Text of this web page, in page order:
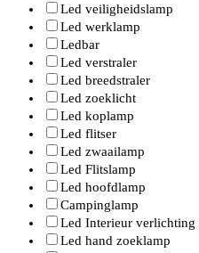
Led veiligheidslamp
Led werklamp
Ledbar
Led verstraler
Led breedstraler
Led zoeklicht
Led koplamp
Led flitser
Led zwaailamp
Led Flitslamp
Led hoofdlamp
Campinglamp
Led Interieur verlichting
Led hand zoeklamp